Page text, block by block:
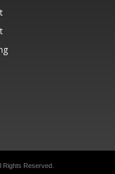
Rights Reserved.